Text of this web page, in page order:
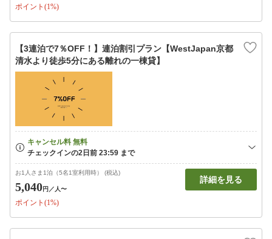
ポイント(1%)
【3連泊で7％OFF！】連泊割引プラン【WestJapan京都
清水より徒歩5分にある離れの一棟貸】
お1人さま1泊（5名1室利用時） (税込)
5,040円 ／人〜
ポイント(1%)
詳細を見る